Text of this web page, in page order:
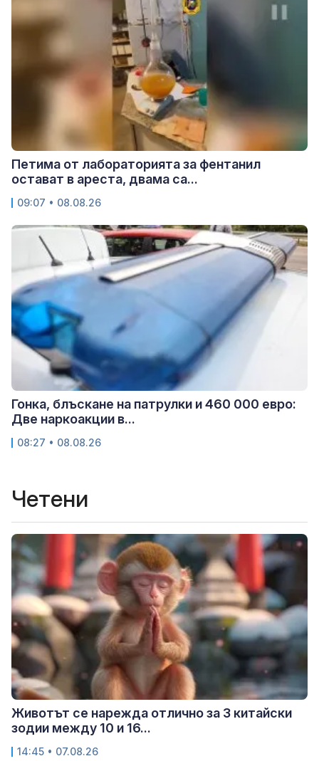
Петима от лабораторията за фентанил
остават в ареста, двама са...
09:07 • 08.08.26
Гонка, блъскане на патрулки и 460 000 евро:
Две наркоакции в...
08:27 • 08.08.26
Четени
Животът се нарежда отлично за 3 китайски
зодии между 10 и 16...
14:45 • 07.08.26